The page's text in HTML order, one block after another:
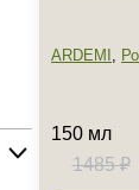
ARDEMI ,
150 мл
1485 ₽